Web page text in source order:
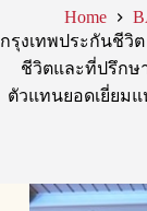
Home
กรุงเทพประกันชีวิ
ชีวิตและที่ปรึกษ
ตัวแทนยอดเยี่ยมแ